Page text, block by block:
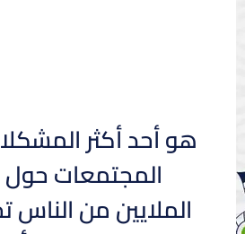
هو أحد أكثر
المجتمعات
الملايين من الناس